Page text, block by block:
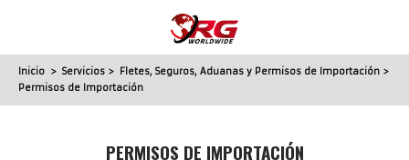
Inicio > Servicios > Fletes, Seguros, Aduanas y Permisos de Importación >
Permisos de Importación
PERMISOS DE IMPORTACIÓN